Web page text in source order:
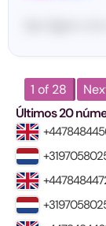
1 of 28
Últimos 20